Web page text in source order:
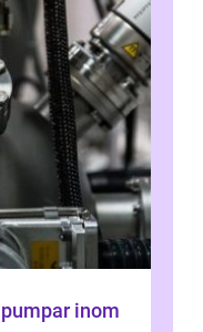
inom